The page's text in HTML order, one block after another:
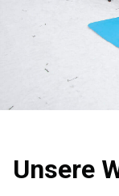
Unsere